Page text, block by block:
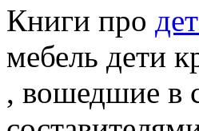
Книги про
мебель дети
, вошедшие в